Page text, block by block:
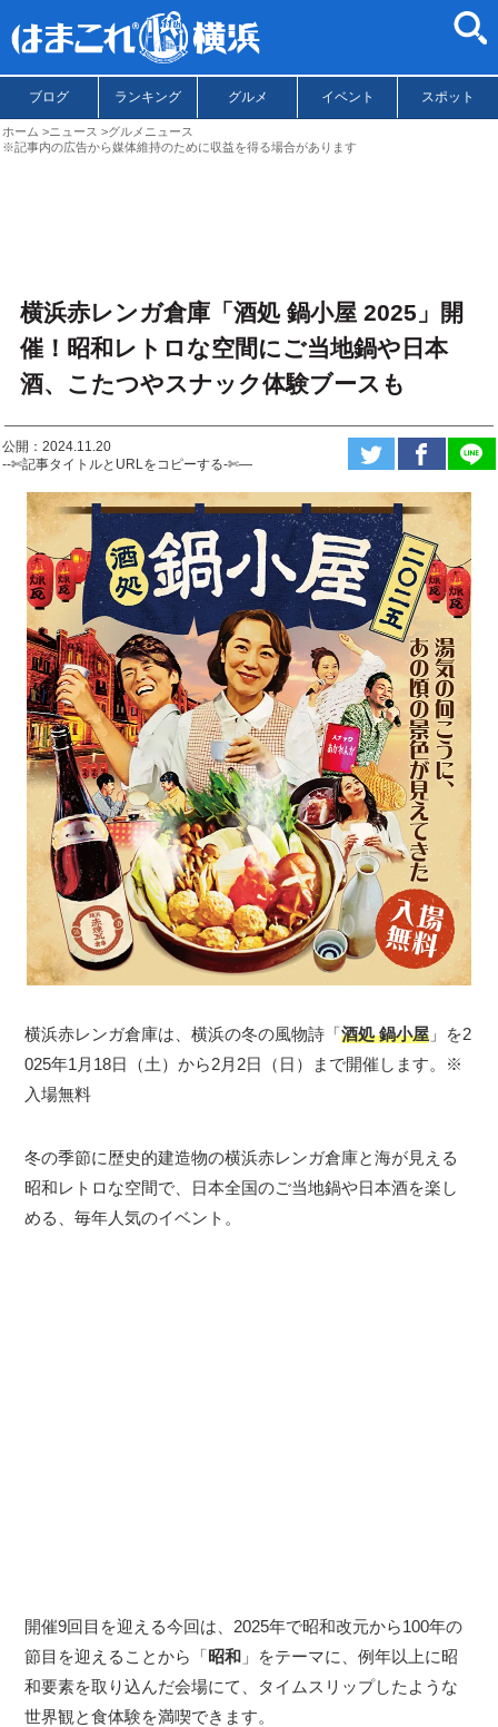
ブログ ランキング グルメ イベント スポット
ホーム ニュース
グルメニュース
※記事内の広告から媒体維持のために収益を得る場合があります
横浜赤レンガ倉庫「酒処 鍋小屋 2025」開
催！昭和レトロな空間にご当地鍋や日本
酒、こたつやスナック体験ブースも
公開：2024.11.20
--✄記事タイトルとURLをコピーする-✄—
横浜赤レンガ倉庫は、横浜の冬の風物詩「酒処 鍋小屋 」を2
025年1月18日（土）から2月2日（日）まで開催します。※
入場無料
冬の季節に歴史的建造物の横浜赤レンガ倉庫と海が見える
昭和レトロな空間で、日本全国のご当地鍋や日本酒を楽し
める、毎年人気のイベント。
開催9回目を迎える今回は、2025年で昭和改元から100年の
節目を迎えることから「昭和 」をテーマに、例年以上に昭
和要素を取り込んだ会場にて、タイムスリップしたような
世界観と食体験を満喫できます。